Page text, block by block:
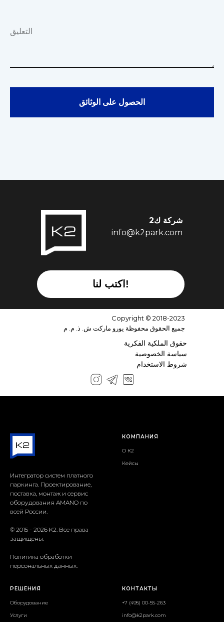
التعليق
الحصول على الوثائق
شركة ك2
info@k2park.com
حقوق الملكية الفكرية
سياسة الخصوصية
شروط الاستخدام
Copyright © 2018-2023
جميع الحقوق محفوظة يورو ماركت ش. ذ. م. م
اكتب لنا!
Интегратор систем платного
паркинга. Проектирование,
поставка, монтаж и сервис
оборудования AMANO по
всей России.
© 2015 - 2026 K2. Все права
защищены.
Политика обработки
персональных данных.
КОМПАНИЯ
О К2
Кейсы
РЕШЕНИЯ
Оборудование
Услуги
КОНТАКТЫ
+7 (495) 00-55-263
info@k2park.com